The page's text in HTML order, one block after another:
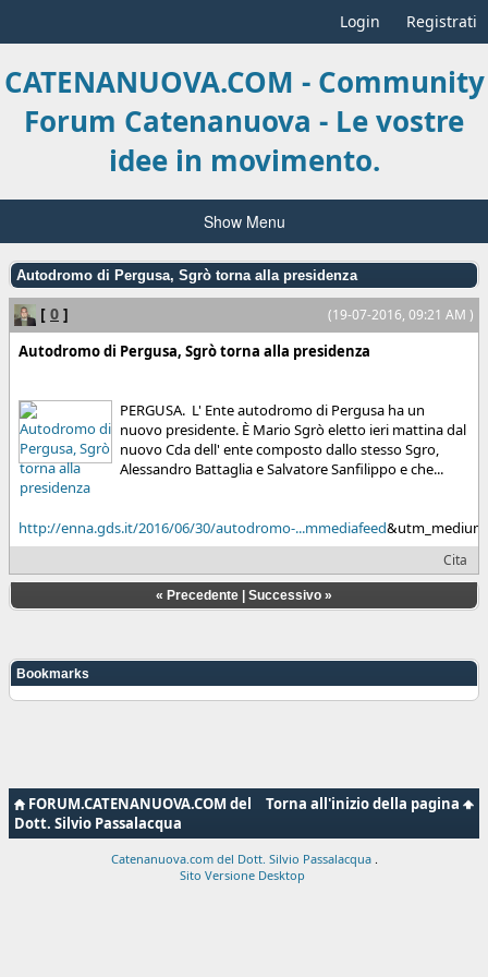
Login Registrati
CATENANUOVA.COM - Community
Forum Catenanuova - Le vostre
idee in movimento.
Show Menu
Autodromo di Pergusa, Sgrò torna alla presidenza
(19-07-2016, 09:21 AM )
[ 0 ]
Autodromo di Pergusa, Sgrò torna alla presidenza
PERGUSA. L' Ente autodromo di Pergusa ha un
nuovo presidente. È Mario Sgrò eletto ieri mattina dal
nuovo Cda dell' ente composto dallo stesso Sgro,
Alessandro Battaglia e Salvatore Sanfilippo e che...
http://enna.gds.it/2016/06/30/autodromo-...mmediafeed
Cita
« Precedente Successivo »
Bookmarks
Torna all'inizio della pagina
FORUM.CATENANUOVA.COM del
Dott. Silvio Passalacqua
Catenanuova.com del Dott. Silvio Passalacqua
Sito Versione Desktop